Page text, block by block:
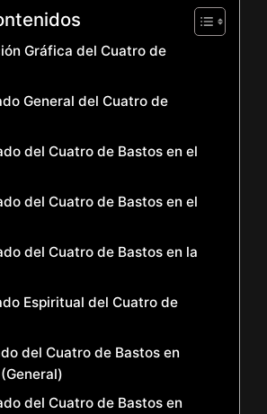
Gráfica del Cuatro de
General del Cuatro de
del Cuatro de Bastos en el
del Cuatro de Bastos en el
del Cuatro de Bastos en la
Espiritual del Cuatro de
del Cuatro de Bastos en
del Cuatro de Bastos en